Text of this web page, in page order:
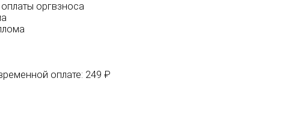
оргвзноса
оплате: 249 ₽